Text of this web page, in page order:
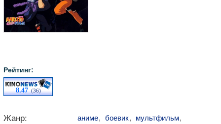
Рейтинг:
8.47(36)
Жанр: аниме, боевик, мультфильм,